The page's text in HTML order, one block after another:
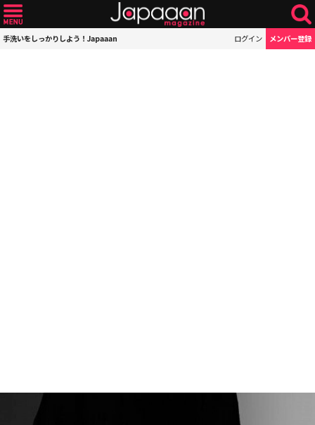
手洗いをしっかりしよう！Japaaan ログイン メンバー登録